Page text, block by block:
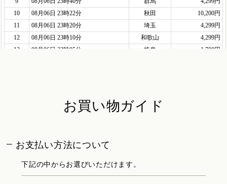
お買い物ガイド
お支払い方法について
下記の中からお選びいただけます。